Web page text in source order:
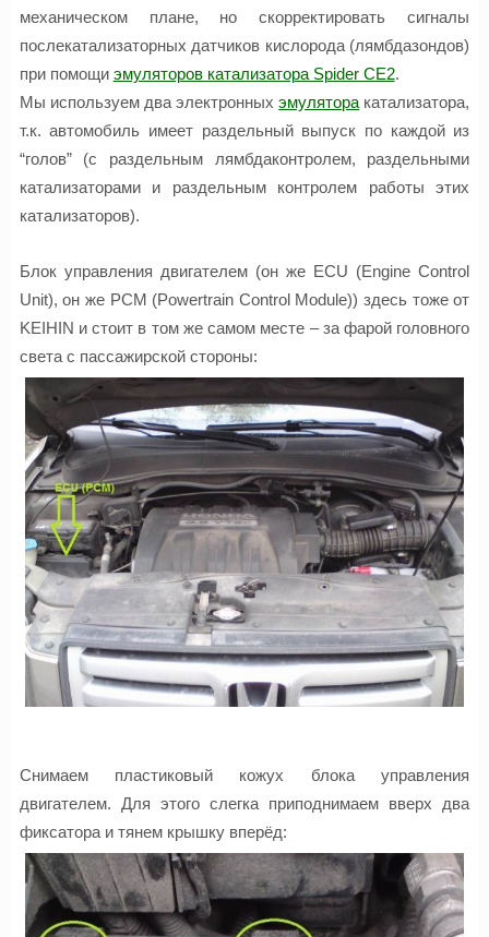
механическом плане, но скорректировать сигналы
послекатализаторных датчиков кислорода (лямбдазондов)
при помощи эмуляторов катализатора Spider CE2.
Мы используем два электронныхэмулятора катализатора,
т.к. автомобиль имеет раздельный выпуск по каждой из
“голов” (с раздельным лямбдаконтролем, раздельными
катализаторами и раздельным контролем работы этих
катализаторов).
Блок управления двигателем (он же ECU (Engine Control
Unit), он же PCM (Powertrain Control Module)) здесь тоже от
KEIHIN и стоит в том же самом месте – за фарой головного
света с пассажирской стороны:
Снимаем пластиковый кожух блока управления
двигателем. Для этого слегка приподнимаем вверх два
фиксатора и тянем крышку вперёд: